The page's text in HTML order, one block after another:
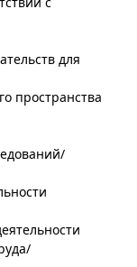
для
пространства